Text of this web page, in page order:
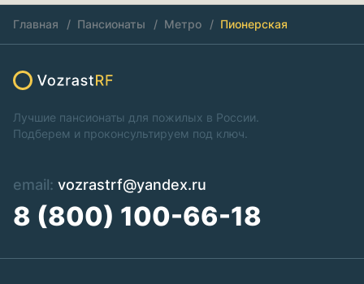
Главная Пансионаты Метро Пионерская
Лучшие пансионаты для пожилых в России.
Подберем и проконсультируем под ключ.
email: vozrastrf@yandex.ru
8 (800) 100-66-18